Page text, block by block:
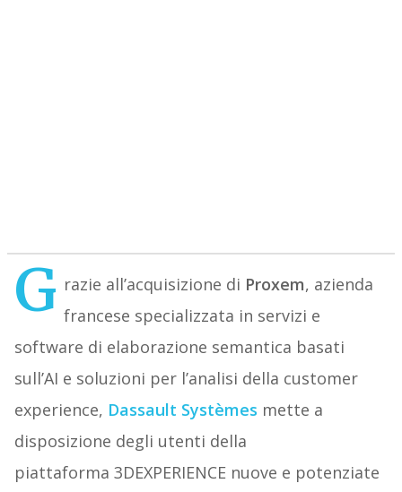
G razie all’acquisizione di Proxem, azienda
francese specializzata in servizi e
software di elaborazione semantica basati
sull’AI e soluzioni per l’analisi della customer
experience, Dassault Systèmes mette a
disposizione degli utenti della
piattaforma 3DEXPERIENCE nuove e potenziate